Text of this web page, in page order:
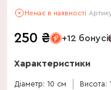
Немає в наявності
250 ₴ +12
Характеристики
Діаметр: 10 см Висота: